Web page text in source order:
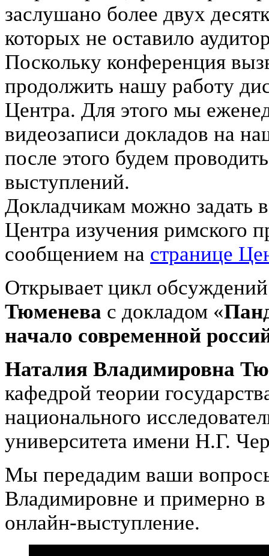
заслушано более двух
которых не оставило
Поскольку конференция
продолжить нашу работу
Центра. Для этого мы
видеозаписи докладов на
после этого будем
выступлений.
Докладчикам можно задать
Центра изучения римского
сообщением на странице
Открывает цикл
Тюменева с докладом «
начало современной
Наталия Владимировна
кафедрой теории
национального
университета имени Н.Г.
Мы передадим ваши
Владимировне и примерно в
онлайн-выступление.